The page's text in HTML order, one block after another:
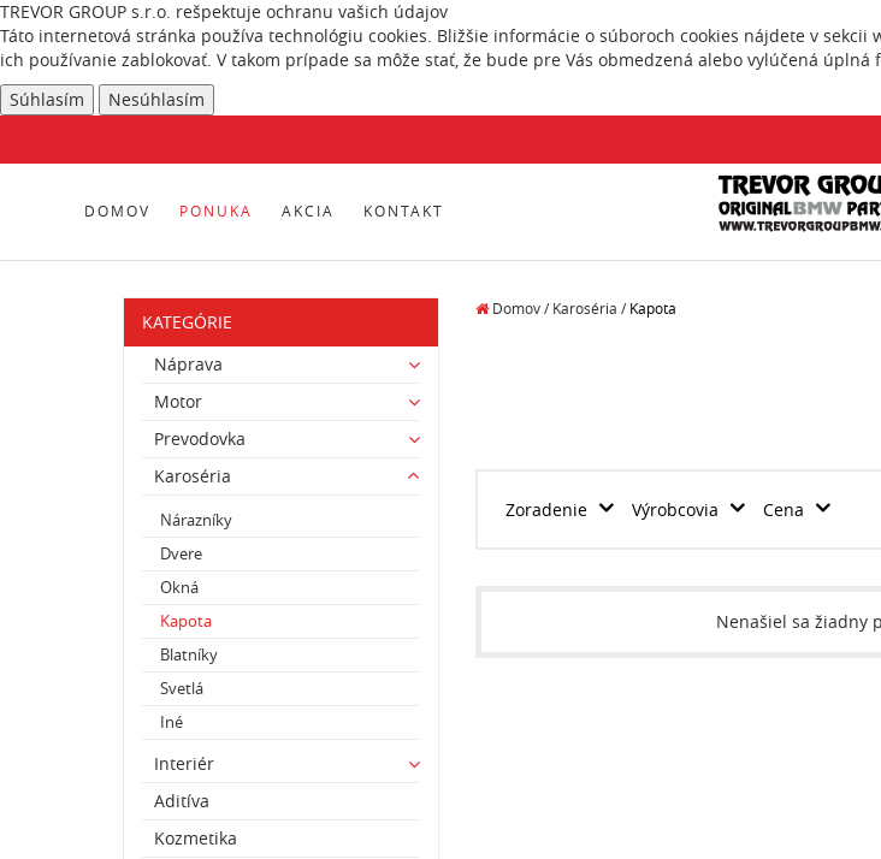
TREVOR GROUP s.r.o. rešpektuje ochranu vašich údajov
Táto internetová stránka používa technológiu cookies. Bližšie informácie o súboroch cookies nájdete v sekcii
ich používanie zablokovať. V takom prípade sa môže stať, že bude pre Vás obmedzená alebo vylúčená
Súhlasím
Nesúhlasím
DOMOV PONUKA AKCIA KONTAKT
KATEGÓRIE
Náprava
Motor
Prevodovka
Karoséria
Nárazníky
Dvere
Okná
Kapota
Blatníky
Svetlá
Iné
Interiér
Aditíva
Kozmetika
Domov/ Karoséria / Kapota
Zoradenie Výrobcovia Cena
Nenašiel sa žiadny